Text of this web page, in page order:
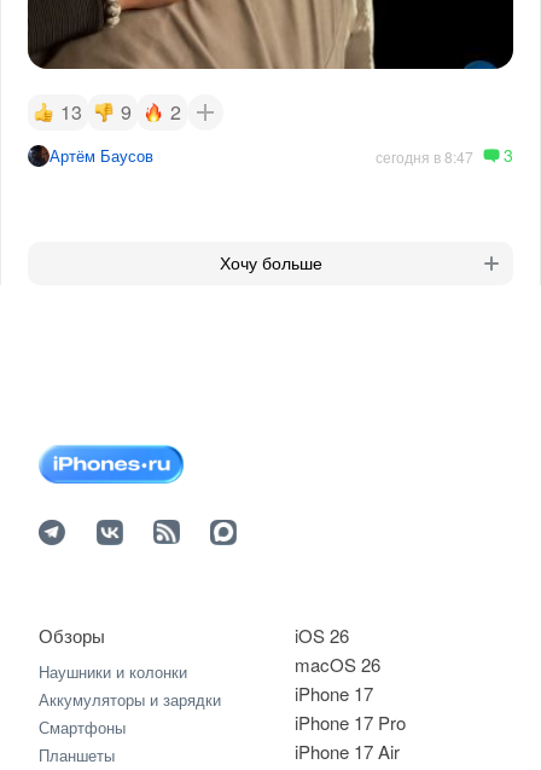
13 9 2
Артём Баусов сегодня в 8:47 3
Хочу больше
iOS 26
macOS 26
iPhone 17
iPhone 17 Pro
iPhone 17 Air
Обзоры
Наушники и колонки
Аккумуляторы и зарядки
Смартфоны
Планшеты